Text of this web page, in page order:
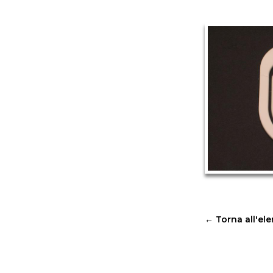
← Torna